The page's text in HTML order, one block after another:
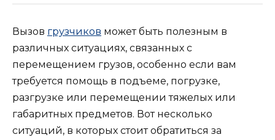
Вызов грузчиков может быть полезным в
различных ситуациях, связанных с
перемещением грузов, особенно если вам
требуется помощь в подъеме, погрузке,
разгрузке или перемещении тяжелых или
габаритных предметов. Вот несколько
ситуаций, в которых стоит обратиться за